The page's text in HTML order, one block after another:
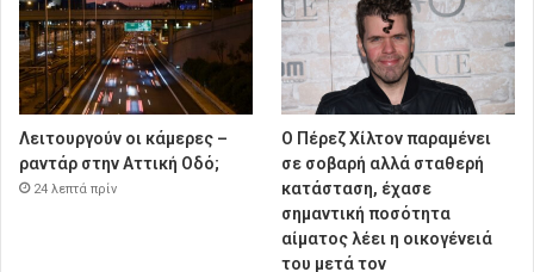
Λειτουργούν οι κάμερες –
ραντάρ στην Αττική Οδό;
24 λεπτά πρίν
Ο Πέρεζ Χίλτον παραμένει
σε σοβαρή αλλά σταθερή
κατάσταση, έχασε
σημαντική ποσότητα
αίματος λέει η οικογένειά
του μετά τον